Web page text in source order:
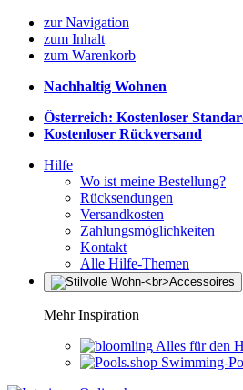
zur Navigation
zum Inhalt
zum Warenkorb
Nachhaltig Wohnen
Österreich: Kostenloser
Kostenloser Rückversand
Hilfe
Wo ist meine Bestellung?
Rücksendungen
Versandkosten
Zahlungsmöglichkeiten
Kontakt
Alle Hilfe-Themen
Mehr Inspiration
Alles für den
Swimming-